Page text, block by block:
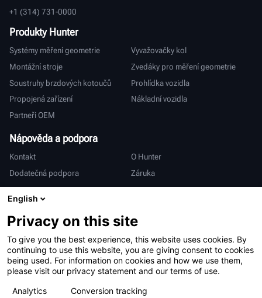
+1 (314) 731-0000
Produkty Hunter
Systémy měření geometrie
Vyvažovačky kol
Montážní stroje
Zvedáky pro měření geometrie
Soustruhy brzdových kotoučů
Prohlídka vozidla
Propojená zařízení
Nákladní vozidla
Partneři OEM
Nápověda a podpora
Kontakt
O Hunter
Dodatečná podpora
Záruka
Mezinárodní
Prodej a servis
English
Privacy on this site
To give you the best experience, this website uses cookies. By
continuing to use this website, you are giving consent to cookies
being used. For information on cookies and how we use them,
please visit our privacy statement and our terms of use.
Analytics
Conversion tracking